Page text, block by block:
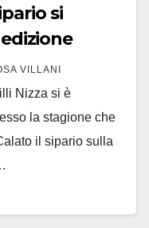
si
VILLANI
Nizza si è
la stagione che
il sipario sulla